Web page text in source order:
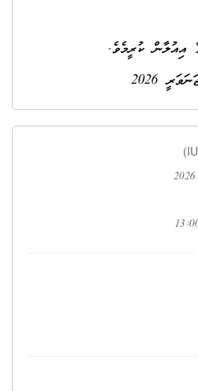
އިއުލާން ކުރީމެވެ.